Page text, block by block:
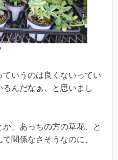
ていうのは良くないってい
んだなぁ、と思いまし
、あっちの方の草花、と
関係なさそうなのに、